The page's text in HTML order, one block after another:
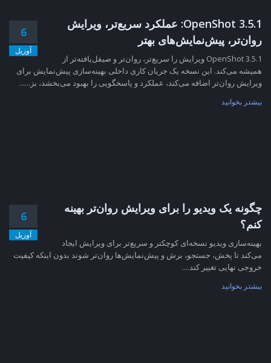
6
آوریل
OpenShot 3.5.1: عملکرد سریع‌تر، ویرایش
روان‌تر، پیش‌نمایش‌های بهتر
OpenShot 3.5.1 ویرایش را سریع‌تر، روان‌تر و صیقل‌یافته‌تر از
همیشه می‌کند. این نسخه یک جریان کاری داخلی بهینه‌سازی پیش‌نمایش برای
ویرایش روان‌تر اضافه می‌کند، عملکرد و پاسخگویی را بهبود می‌بخشد، بز......
بیشتر بخوانید
6
آوریل
چگونه یک ویدیو را برای ویرایش روان‌تر بهینه
کنم؟
بهینه‌سازی ویدیو نسخه‌ای کوچکتر و سریع‌تر برای ویرایش ایجاد
می‌کند تا پخش، جستجو، برش و پیش‌نمایش‌ها روان‌تر شوند بدون اینکه کیفیت
خروجی نهایی تغییر کند....
بیشتر بخوانید